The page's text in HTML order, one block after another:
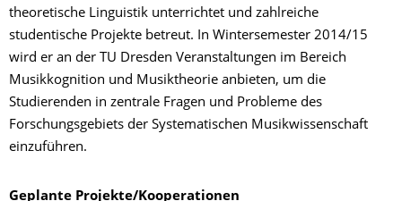
theoretische Linguistik unterrichtet und zahlreiche
studentische Projekte betreut. In Wintersemester 2014/15
wird er an der TU Dresden Veranstaltungen im Bereich
Musikkognition und Musiktheorie anbieten, um die
Studierenden in zentrale Fragen und Probleme des
Forschungsgebiets der Systematischen Musikwissenschaft
einzuführen.
Geplante Projekte/Kooperationen